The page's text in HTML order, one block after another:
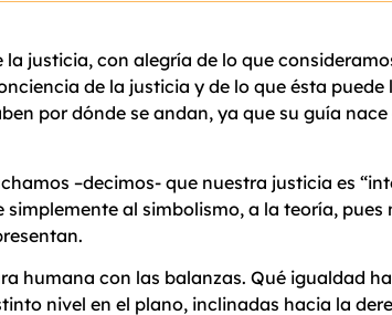
justicia, con alegría de lo que
de la justicia y de lo que ésta
por dónde se andan, ya que su guía
–decimos- que nuestra justicia es
simplemente al simbolismo, a la teoría,
humana con las balanzas. Qué igualdad
nivel en el plano, inclinadas hacia la